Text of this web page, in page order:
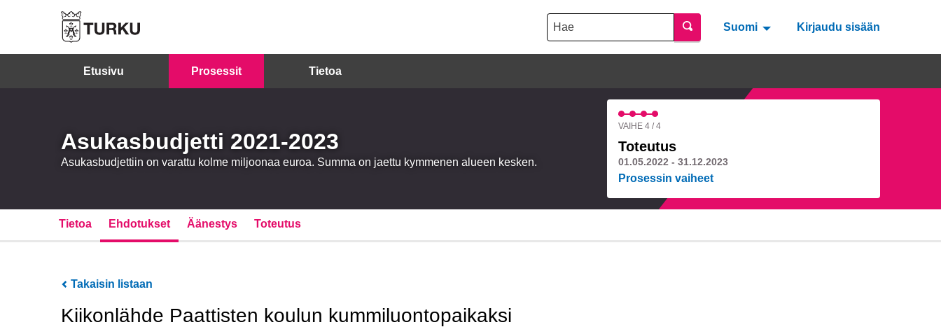
Hae Suomi Valitse kieli Välj språk
Kirjaudu sisään
Etusivu Prosessit Tietoa
Asukasbudjetti 2021-2023
Asukasbudjettiin on varattu kolme miljoonaa euroa. Summa on jaettu kymmenen alueen kesken.
VAIHE 4 / 4
Toteutus
01.05.2022 - 31.12.2023
Prosessin vaiheet
Tietoa Ehdotukset Äänestys Toteutus
Takaisin listaan
Kiikonlähde Paattisten koulun kummiluontopaikaksi